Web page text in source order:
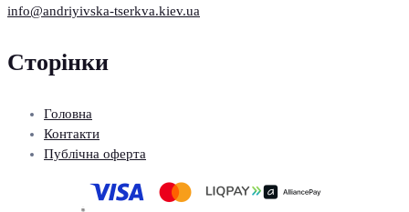
info@andriyivska-tserkva.kiev.ua
Сторінки
Головна
Контакти
Публічна оферта